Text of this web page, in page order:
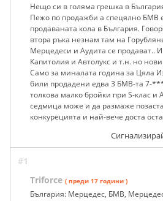
Нещо си в голяма грешка в
Пежо по продажби а спецялно БМВ
продаваната кола в България.
втора ръка незнам там на
Мерцедеси и Аудита се продават..
Капитолия и Автолукс и т.н. но
Само за миналата година за Цяла
били продадени едва 3 БМВ-та 7-
толкова малко бройки при S-клас и
седмица може и да размаже
конкурецията и най-вече доста
#1
Triforce ( преди 17 години )
България: Мерцедес, БМВ, Мерцедес